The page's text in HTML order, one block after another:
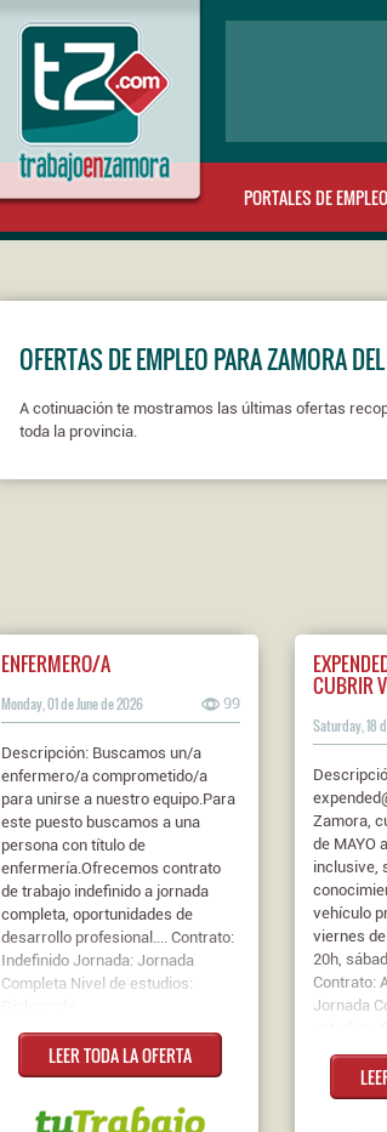
PORTALES DE EMPLEO
OFERTAS DE EMPLEO PARA ZAMORA
A cotinuación te mostramos las últimas ofertas
toda la provincia.
ENFERMERO/A
Monday, 01 de June de 2026 99
Descripción: Buscamos un/a
enfermero/a comprometido/a
para unirse a nuestro equipo.Para
este puesto buscamos a una
persona con título de
enfermería.Ofrecemos contrato
de trabajo indefinido a jornada
completa, oportunidades de
desarrollo profesional.... Contrato:
Indefinido Jornada: Jornada
Completa Nivel de estudios:
LEER TODA LA OFERTA
CUBRIR
Saturday, 18
Zamora,
de MAYO
inclusive,
vehículo
viernes
20h,
Contrato:
Jornada
ESO/